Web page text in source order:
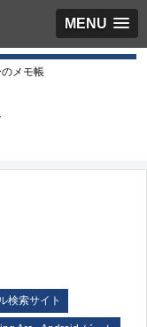
MENU
メモ帳
検索サイト